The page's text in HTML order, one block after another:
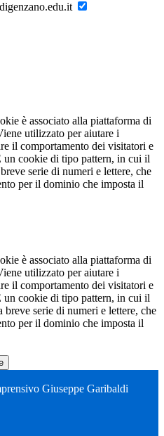
è associato alla piattaforma di
utilizzato per aiutare i
il comportamento dei visitatori e
un cookie di tipo pattern, in cui il
serie di numeri e lettere, che
per il dominio che imposta il
è associato alla piattaforma di
utilizzato per aiutare i
il comportamento dei visitatori e
un cookie di tipo pattern, in cui il
breve serie di numeri e lettere, che
per il dominio che imposta il
Giuseppe Garibaldi